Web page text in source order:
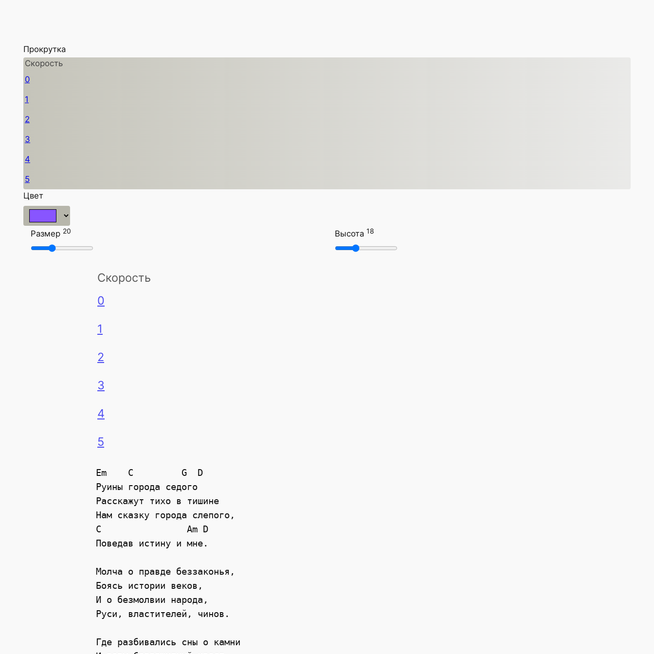
Прокрутка
Скорость
0
1
2
3
4
5
Цвет
Размер 20 Высота 18
Скорость
0
1
2
3
4
5
Em    C         G  D
Руины города седого
Расскажут тихо в тишине
Нам сказку города слепого,
C                Am D
Поведав истину и мне.
Молча о правде беззаконья,
Боясь истории веков,
И о безмолвии народа,
Руси, властителей, чинов.
Где разбивались сны о камни